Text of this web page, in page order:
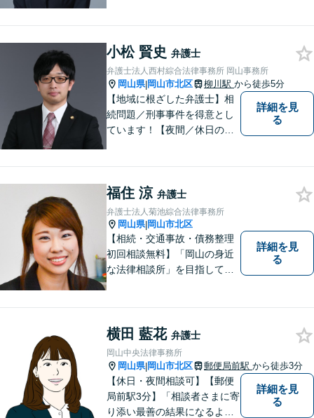
い！
小松 賢史 弁護士
弁護士法人西村綜合法律事務所 岡山事務所
岡山県|岡山市北区 柳川駅 から徒歩5分
【地域に根ざした弁護士】相
続問題／刑事事件を得意とし
ています！【夜間／休日の相
詳細を見
る
福住 涼 弁護士
弁護士法人菊池綜合法律事務所
岡山県|岡山市北区
【相続・交通事故・債務整理
初回相談無料】「岡山の身近
な法律相談所」を目指してい
んなささいなことでも構いま
せん。お気軽にご相談くださ
い。【土曜日も受付可能】
【専用駐車場あり】
詳細を見
る
横田 藍花 弁護士
岡山中央法律事務所
岡山県|岡山市北区 郵便局前駅 から徒歩3分
【休日・夜間相談可】【郵便
局前駅3分】「相談者さまに寄
り添い最善の結果になるよう
詳細を見
る